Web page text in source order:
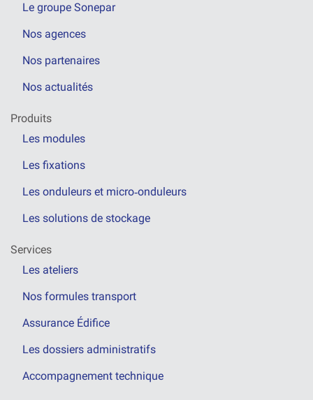
Le groupe Sonepar
Nos agences
Nos partenaires
Nos actualités
Produits
Les modules
Les fixations
Les onduleurs et micro‑onduleurs
Les solutions de stockage
Services
Les ateliers
Nos formules transport
Assurance Édifice
Les dossiers administratifs
Accompagnement technique